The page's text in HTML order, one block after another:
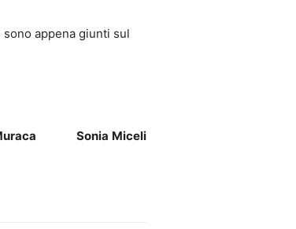
appena giunti sul
Sonia Miceli